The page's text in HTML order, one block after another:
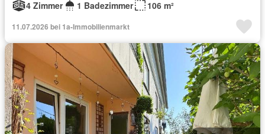
4 Zimmer
1 Badezimmer 106 m²
11.07.2026 bei 1a-Immobilienmarkt